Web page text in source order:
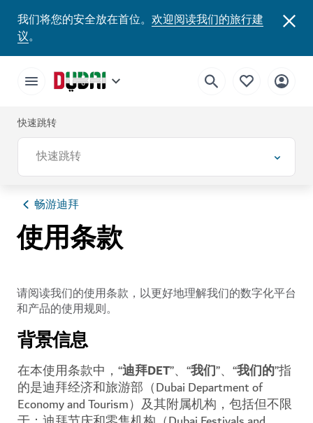
我们将您的安全放在首位。 欢迎阅读我们的旅行建
议。
快速跳转
快速跳转
畅游迪拜
使用条款
请阅读我们的使用条款，以更好地理解我们的数字化平台
和产品的使用规则。
背景信息
在本使用条款中， “迪拜DET”、 “我们”、 “我们的”指
的是迪拜经济和旅游部（Dubai Department of
Economy and Tourism）及其附属机构，包括但不限